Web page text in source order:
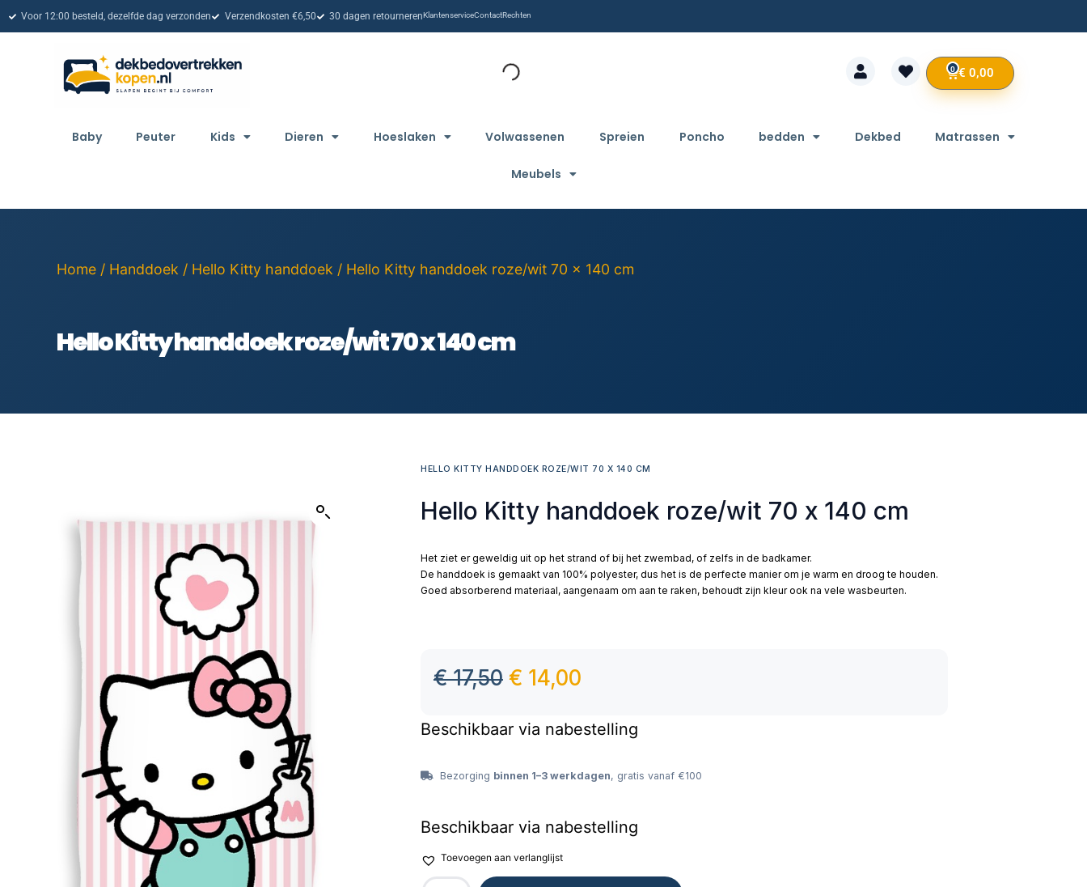
Voor 12:00 besteld, dezelfde dag verzonden Verzendkosten €6,50 30 dagen retournerenKlantenserviceContactRechten
€ 0,00
0
Baby Peuter Kids Dieren Hoeslaken Volwassenen Spreien Poncho bedden Dekbed Matrassen
Meubels
Home / Handdoek / Hello Kitty handdoek / Hello Kitty handdoek roze/wit 70 x 140 cm
Hello Kitty handdoek roze/wit 70 x 140 cm
HELLO KITTY HANDDOEK ROZE/WIT 70 X 140 CM
Hello Kitty handdoek roze/wit 70 x 140 cm
Het ziet er geweldig uit op het strand of bij het zwembad, of zelfs in de badkamer.
De handdoek is gemaakt van 100% polyester, dus het is de perfecte manier om je warm en droog te houden.
Goed absorberend materiaal, aangenaam om aan te raken, behoudt zijn kleur ook na vele wasbeurten.
€17,50 € 14,00
Beschikbaar via nabestelling
Bezorging binnen 1–3 werkdagen, gratis vanaf €100
Beschikbaar via nabestelling
Toevoegen aan verlanglijst